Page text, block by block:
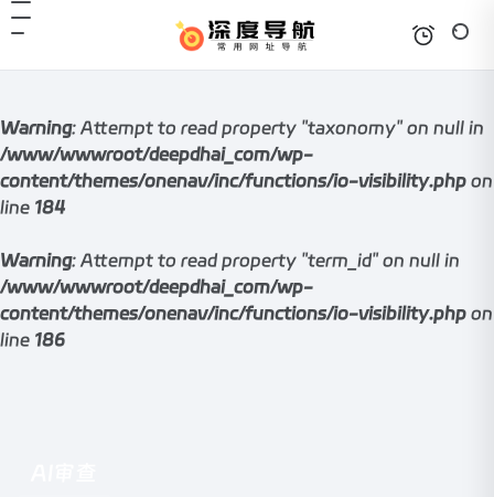
Warning: Attempt to read property "taxonomy" on null in
/www/wwwroot/deepdhai_com/wp-
content/themes/onenav/inc/functions/io-visibility.php on
line 184
Warning: Attempt to read property "term_id" on null in
/www/wwwroot/deepdhai_com/wp-
content/themes/onenav/inc/functions/io-visibility.php on
line 186